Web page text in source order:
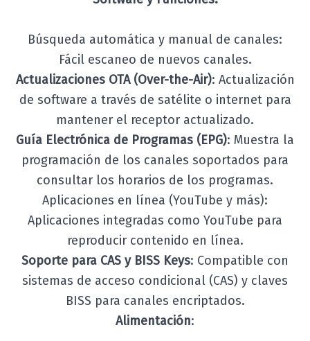
Búsqueda automática y manual de canales:
Fácil escaneo de nuevos canales.
Actualizaciones OTA (Over-the-Air): Actualización
de software a través de satélite o internet para
mantener el receptor actualizado.
Guía Electrónica de Programas (EPG): Muestra la
programación de los canales soportados para
consultar los horarios de los programas.
Aplicaciones en línea (YouTube y más):
Aplicaciones integradas como YouTube para
reproducir contenido en línea.
Soporte para CAS y BISS Keys: Compatible con
sistemas de acceso condicional (CAS) y claves
BISS para canales encriptados.
Alimentación: